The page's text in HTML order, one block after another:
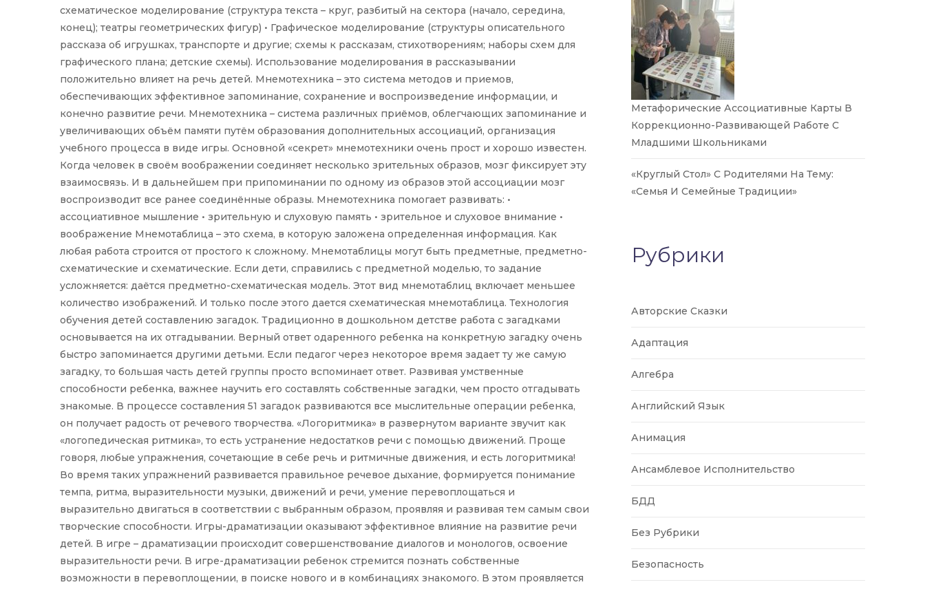
схематическое моделирование (структура текста – круг, разбитый на сектора (начало, середина,
конец); театры геометрических фигур) • Графическое моделирование (структуры описательного
рассказа об игрушках, транспорте и другие; схемы к рассказам, стихотворениям; наборы схем для
графического плана; детские схемы). Использование моделирования в рассказывании
положительно влияет на речь детей. Мнемотехника – это система методов и приемов,
обеспечивающих эффективное запоминание, сохранение и воспроизведение информации, и
конечно развитие речи. Мнемотехника – система различных приёмов, облегчающих запоминание и
увеличивающих объём памяти путём образования дополнительных ассоциаций, организация
учебного процесса в виде игры. Основной «секрет» мнемотехники очень прост и хорошо известен.
Когда человек в своём воображении соединяет несколько зрительных образов, мозг фиксирует эту
взаимосвязь. И в дальнейшем при припоминании по одному из образов этой ассоциации мозг
воспроизводит все ранее соединённые образы. Мнемотехника помогает развивать: •
ассоциативное мышление • зрительную и слуховую память • зрительное и слуховое внимание •
воображение Мнемотаблица – это схема, в которую заложена определенная информация. Как
любая работа строится от простого к сложному. Мнемотаблицы могут быть предметные, предметно-
схематические и схематические. Если дети, справились с предметной моделью, то задание
усложняется: даётся предметно-схематическая модель. Этот вид мнемотаблиц включает меньшее
количество изображений. И только после этого дается схематическая мнемотаблица. Технология
обучения детей составлению загадок. Традиционно в дошкольном детстве работа с загадками
основывается на их отгадывании. Верный ответ одаренного ребенка на конкретную загадку очень
быстро запоминается другими детьми. Если педагог через некоторое время задает ту же самую
загадку, то большая часть детей группы просто вспоминает ответ. Развивая умственные
способности ребенка, важнее научить его составлять собственные загадки, чем просто отгадывать
знакомые. В процессе составления 51 загадок развиваются все мыслительные операции ребенка,
он получает радость от речевого творчества. «Логоритмика» в развернутом варианте звучит как
«логопедическая ритмика», то есть устранение недостатков речи с помощью движений. Проще
говоря, любые упражнения, сочетающие в себе речь и ритмичные движения, и есть логоритмика!
Во время таких упражнений развивается правильное речевое дыхание, формируется понимание
темпа, ритма, выразительности музыки, движений и речи, умение перевоплощаться и
выразительно двигаться в соответствии с выбранным образом, проявляя и развивая тем самым свои
творческие способности. Игры-драматизации оказывают эффективное влияние на развитие речи
детей. В игре – драматизации происходит совершенствование диалогов и монологов, освоение
выразительности речи. В игре-драматизации ребенок стремится познать собственные
возможности в перевоплощении, в поиске нового и в комбинациях знакомого. В этом проявляется
Метафорические Ассоциативные Карты В
Коррекционно-Развивающей Работе С
Младшими Школьниками
«Круглый Стол» С Родителями На Тему:
«Семья И Семейные Традиции»
Рубрики
Авторские Сказки
Адаптация
Алгебра
Английский Язык
Анимация
Ансамблевое Исполнительство
БДД
Без Рубрики
Безопасность